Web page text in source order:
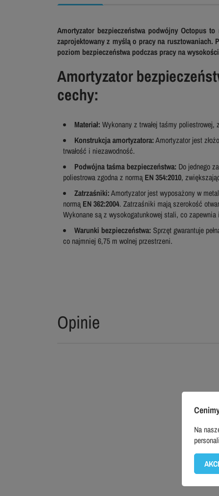
Amortyzator bezpieczeństwa podwójny Octopus
zaprojektowany z myślą o pracy na rusztowaniach.
poziom bezpieczeństwa podczas pracy na
Amortyzator
cechy:
Materiał: Wykonany z trwałej taśmy
Konstrukcja amortyzatora:Amortyzator jest
trwałość i niezawodność.
Podwójna taśma bezpieczeństwa: Do jednego
poliestrowa zgodna z normą EN 354:2010,
Zatrzaśniki:Amortyzator jest wyposażony w
normą EN 362:2004. Zatrzaśniki mają szerokość
Wykonane są z wysokogatunkowej stali, co zapewnia
Warunki bezpieczeństwa: Sprzęt gwarantuje
co najmniej 6,75 m wolnej przestrzeni.
Opinie
Na